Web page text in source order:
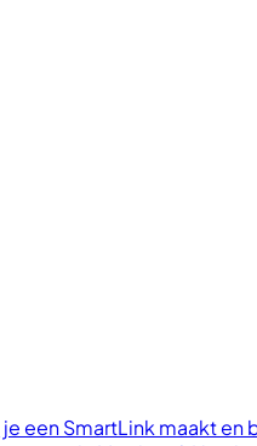
je een SmartLink maakt en